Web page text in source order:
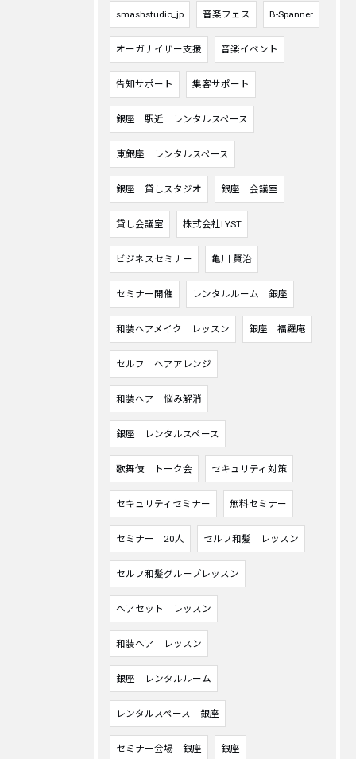
smashstudio_jp 音楽フェス B-Spanner
オーガナイザー支援 音楽イベント
告知サポート 集客サポート
銀座 駅近 レンタルスペース
東銀座 レンタルスペース
銀座 貸しスタジオ 銀座 会議室
貸し会議室 株式会社LYST
ビジネスセミナー 亀川 賢治
セミナー開催 レンタルルーム 銀座
和装ヘアメイク レッスン 銀座 福羅庵
セルフ ヘアアレンジ
和装ヘア 悩み解消
銀座 レンタルスペース
歌舞伎 トーク会 セキュリティ対策
セキュリティセミナー 無料セミナー
セミナー 20人 セルフ和髪 レッスン
セルフ和髪グループレッスン
ヘアセット レッスン
和装ヘア レッスン
銀座 レンタルルーム
レンタルスペース 銀座
セミナー会場 銀座 銀座